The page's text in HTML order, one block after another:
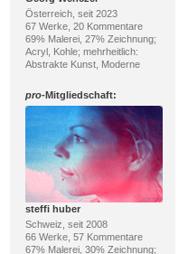
Österreich, seit 2023
67 Werke, 20 Kommentare
69% Malerei, 27% Zeichnung;
Acryl, Kohle; mehrheitlich:
Abstrakte Kunst, Moderne
pro-Mitgliedschaft:
steffi huber
Schweiz, seit 2008
66 Werke, 57 Kommentare
67% Malerei, 30% Zeichnung;